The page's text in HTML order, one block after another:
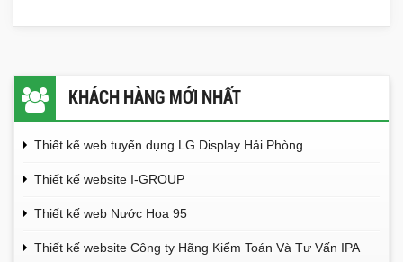
KHÁCH HÀNG MỚI NHẤT
Thiết kế web tuyển dụng LG Display Hải Phòng
Thiết kế website I-GROUP
Thiết kế web Nước Hoa 95
Thiết kế website Công ty Hãng Kiểm Toán Và Tư Vấn IPA